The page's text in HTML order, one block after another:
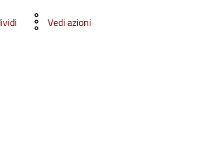
Vedi azioni